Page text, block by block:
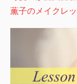
薫子のメイクレ